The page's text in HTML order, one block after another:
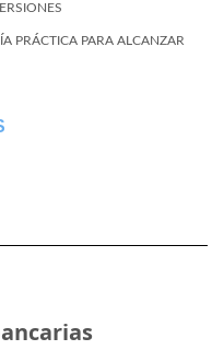
PRÁCTICA PARA ALCANZAR